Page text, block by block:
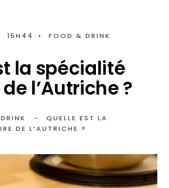
15H44 • FOOD & DRINK
la spécialité
l’Autriche ?
QUELLE EST LA
DE L’AUTRICHE ?